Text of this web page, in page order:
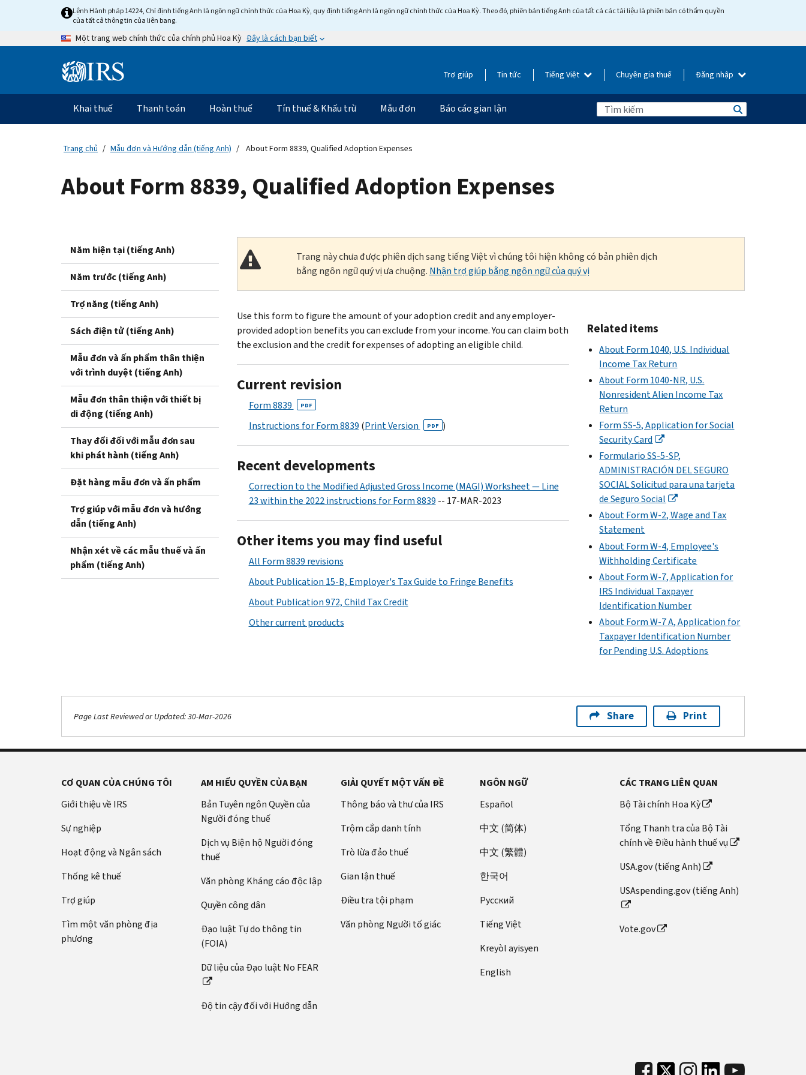
content
Lệnh Hành pháp 14224, Chỉ định tiếng Anh là ngôn ngữ chính thức của Hoa Kỳ, quy định tiếng Anh là ngôn ngữ chính thức của Hoa Kỳ. Theo đó, phiên bản tiếng Anh của tất cả các tài liệu là phiên bản có thẩm quyền
của tất cả thông tin của liên bang.
Một trang web chính thức của chính phủ Hoa Kỳ Đây là cách bạn biết
Information Trợ giúp Tin tức Tiếng Việt Chuyên gia thuế Đăng nhập
Điều
hướng
chính
Khai thuế Thanh toán Hoàn thuế Tín thuế & Khấu trừ Mẫu đơn Báo cáo gian lận
Trang chủ Mẫu đơn và Hướng dẫn (tiếng Anh) About Form 8839, Qualified Adoption Expenses
About Form 8839, Qualified Adoption Expenses
Năm hiện tại (tiếng Anh)
Năm trước (tiếng Anh)
Trợ năng (tiếng Anh)
Sách điện tử (tiếng Anh)
Mẫu đơn và ấn phẩm thân thiện
với trình duyệt (tiếng Anh)
Mẫu đơn thân thiện với thiết bị
di động (tiếng Anh)
Thay đổi đối với mẫu đơn sau
khi phát hành (tiếng Anh)
Đặt hàng mẫu đơn và ấn phẩm
Trợ giúp với mẫu đơn và hướng
dẫn (tiếng Anh)
Nhận xét về các mẫu thuế và ấn
phẩm (tiếng Anh)
Trang này chưa được phiên dịch sang tiếng Việt vì chúng tôi hiện không có bản phiên dịch
bằng ngôn ngữ quý vị ưa chuộng. Nhận trợ giúp bằng ngôn ngữ của quý vị
Use this form to figure the amount of your adoption credit and any employer-
provided adoption benefits you can exclude from your income. You can claim both
the exclusion and the credit for expenses of adopting an eligible child.
Current revision
Form 8839 PDF
Instructions for Form 8839 (Print Version PDF )
Recent developments
Correction to the Modified Adjusted Gross Income (MAGI) Worksheet — Line
23 within the 2022 instructions for Form 8839 -- 17-MAR-2023
Other items you may find useful
All Form 8839 revisions
About Publication 15-B, Employer's Tax Guide to Fringe Benefits
About Publication 972, Child Tax Credit
Other current products
Related items
About Form 1040, U.S. Individual
Income Tax Return
About Form 1040-NR, U.S.
Nonresident Alien Income Tax
Return
Form SS-5, Application for Social
Security Card
Formulario SS-5-SP,
ADMINISTRACIÓN DEL SEGURO
SOCIAL Solicitud para una tarjeta
de Seguro Social
About Form W-2, Wage and Tax
Statement
About Form W-4, Employee's
Withholding Certificate
About Form W-7, Application for
IRS Individual Taxpayer
Identification Number
About Form W-7 A, Application for
Taxpayer Identification Number
for Pending U.S. Adoptions
Page Last Reviewed or Updated: 30-Mar-2026 Share Print
CƠ QUAN CỦA CHÚNG TÔI
Giới thiệu về IRS
Sự nghiệp
Hoạt động và Ngân sách
Thống kê thuế
Trợ giúp
Tìm một văn phòng địa
phương
AM HIỂU QUYỀN CỦA BẠN
Bản Tuyên ngôn Quyền của
Người đóng thuế
Dịch vụ Biện hộ Người đóng
thuế
Văn phòng Kháng cáo độc lập
Quyền công dân
Đạo luật Tự do thông tin
(FOIA)
Dữ liệu của Đạo luật No FEAR
Độ tin cậy đối với Hướng dẫn
GIẢI QUYẾT MỘT VẤN ĐỀ
Thông báo và thư của IRS
Trộm cắp danh tính
Trò lừa đảo thuế
Gian lận thuế
Điều tra tội phạm
Văn phòng Người tố giác
NGÔN NGỮ
Español
中文 (简体)
中文 (繁體)
한국어
Pусский
Tiếng Việt
Kreyòl ayisyen
English
CÁC TRANG LIÊN QUAN
Bộ Tài chính Hoa Kỳ
Tổng Thanh tra của Bộ Tài
chính về Điều hành thuế vụ
USA.gov (tiếng Anh)
USAspending.gov (tiếng Anh)
Vote.gov